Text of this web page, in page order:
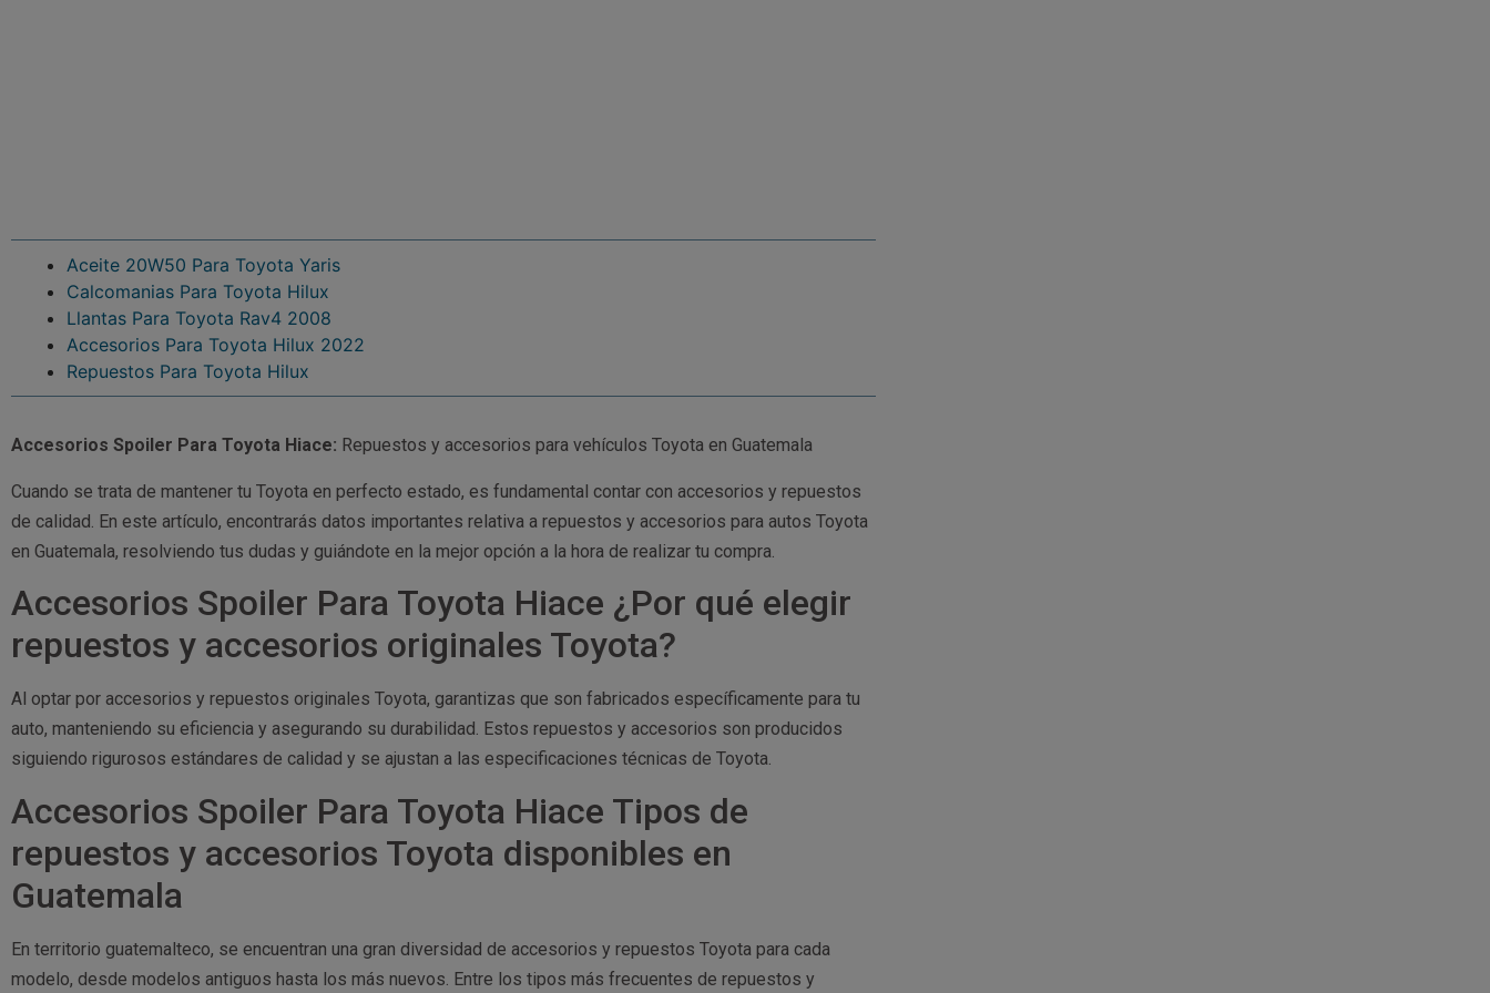
Aceite 20W50 Para Toyota Yaris
Calcomanias Para Toyota Hilux
Llantas Para Toyota Rav4 2008
Accesorios Para Toyota Hilux 2022
Repuestos Para Toyota Hilux
Accesorios Spoiler Para Toyota Hiace: Repuestos y accesorios para vehículos Toyota en Guatemala
Cuando se trata de mantener tu Toyota en perfecto estado, es fundamental contar con accesorios y repuestos
de calidad. En este artículo, encontrarás datos importantes relativa a repuestos y accesorios para autos Toyota
en Guatemala, resolviendo tus dudas y guiándote en la mejor opción a la hora de realizar tu compra.
Accesorios Spoiler Para Toyota Hiace ¿Por qué elegir
repuestos y accesorios originales Toyota?
Al optar por accesorios y repuestos originales Toyota, garantizas que son fabricados específicamente para tu
auto, manteniendo su eficiencia y asegurando su durabilidad. Estos repuestos y accesorios son producidos
siguiendo rigurosos estándares de calidad y se ajustan a las especificaciones técnicas de Toyota.
Accesorios Spoiler Para Toyota Hiace Tipos de
repuestos y accesorios Toyota disponibles en
Guatemala
En territorio guatemalteco, se encuentran una gran diversidad de accesorios y repuestos Toyota para cada
modelo, desde modelos antiguos hasta los más nuevos. Entre los tipos más frecuentes de repuestos y